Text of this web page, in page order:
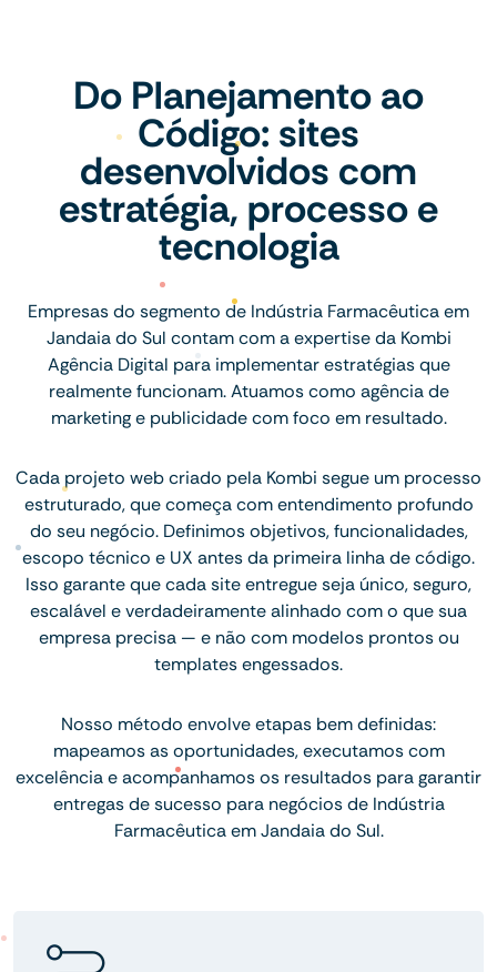
Do Planejamento ao
Código: sites
desenvolvidos com
estratégia, processo e
tecnologia
Empresas do segmento de Indústria Farmacêutica em
Jandaia do Sul contam com a expertise da Kombi
Agência Digital para implementar estratégias que
realmente funcionam. Atuamos como agência de
marketing e publicidade com foco em resultado.
Cada projeto web criado pela Kombi segue um processo
estruturado, que começa com entendimento profundo
do seu negócio. Definimos objetivos, funcionalidades,
escopo técnico e UX antes da primeira linha de código.
Isso garante que cada site entregue seja único, seguro,
escalável e verdadeiramente alinhado com o que sua
empresa precisa — e não com modelos prontos ou
templates engessados.
Nosso método envolve etapas bem definidas:
mapeamos as oportunidades, executamos com
excelência e acompanhamos os resultados para garantir
entregas de sucesso para negócios de Indústria
Farmacêutica em Jandaia do Sul.